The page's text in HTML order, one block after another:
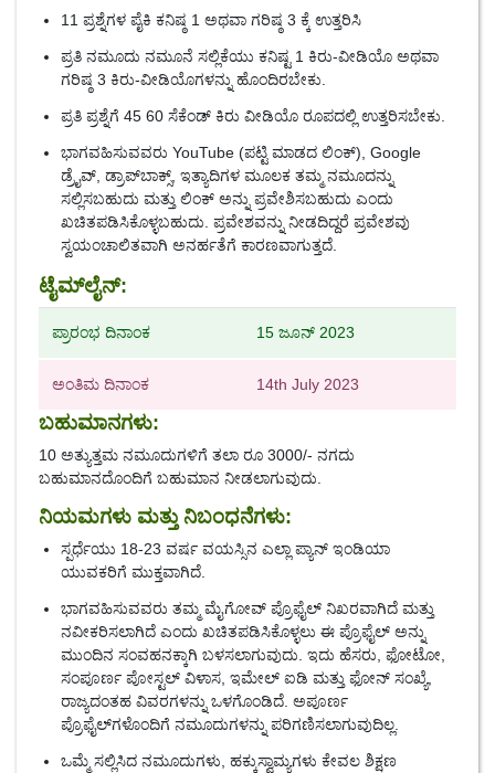
11 ಪ್ರಶ್ನೆಗಳ ಪೈಕಿ ಕನಿಷ್ಠ 1 ಅಥವಾ ಗರಿಷ್ಠ 3 ಕ್ಕೆ ಉತ್ತರಿಸಿ
ಪ್ರತಿ ನಮೂದು ನಮೂನೆ ಸಲ್ಲಿಕೆಯು ಕನಿಷ್ಟ 1 ಕಿರು-ವೀಡಿಯೊ ಅಥವಾ
ಗರಿಷ್ಠ 3 ಕಿರು-ವೀಡಿಯೊಗಳನ್ನು ಹೊಂದಿರಬೇಕು.
ಪ್ರತಿ ಪ್ರಶ್ನೆಗೆ 45 60 ಸೆಕೆಂಡ್ ಕಿರು ವೀಡಿಯೊ ರೂಪದಲ್ಲಿ ಉತ್ತರಿಸಬೇಕು.
ಭಾಗವಹಿಸುವವರು YouTube (ಪಟ್ಟಿ ಮಾಡದ ಲಿಂಕ್), Google
ಡ್ರೈವ್, ಡ್ರಾಪ್‌ಬಾಕ್ಸ್, ಇತ್ಯಾದಿಗಳ ಮೂಲಕ ತಮ್ಮ ನಮೂದನ್ನು
ಸಲ್ಲಿಸಬಹುದು ಮತ್ತು ಲಿಂಕ್ ಅನ್ನು ಪ್ರವೇಶಿಸಬಹುದು ಎಂದು
ಖಚಿತಪಡಿಸಿಕೊಳ್ಳಬಹುದು. ಪ್ರವೇಶವನ್ನು ನೀಡದಿದ್ದರೆ ಪ್ರವೇಶವು
ಸ್ವಯಂಚಾಲಿತವಾಗಿ ಅನರ್ಹತೆಗೆ ಕಾರಣವಾಗುತ್ತದೆ.
ಟೈಮ್‌ಲೈನ್:
ಪ್ರಾರಂಭ ದಿನಾಂಕ 15 ಜೂನ್ 2023
ಅಂತಿಮ ದಿನಾಂಕ 14th July 2023
ಬಹುಮಾನಗಳು:
10 ಅತ್ಯುತ್ತಮ ನಮೂದುಗಳಿಗೆ ತಲಾ ರೂ 3000/- ನಗದು
ಬಹುಮಾನದೊಂದಿಗೆ ಬಹುಮಾನ ನೀಡಲಾಗುವುದು.
ನಿಯಮಗಳು ಮತ್ತು ನಿಬಂಧನೆಗಳು:
ಸ್ಪರ್ಧೆಯು 18-23 ವರ್ಷ ವಯಸ್ಸಿನ ಎಲ್ಲಾ ಪ್ಯಾನ್ ಇಂಡಿಯಾ
ಯುವಕರಿಗೆ ಮುಕ್ತವಾಗಿದೆ.
ಭಾಗವಹಿಸುವವರು ತಮ್ಮ ಮೈಗೋವ್ ಪ್ರೊಫೈಲ್ ನಿಖರವಾಗಿದೆ ಮತ್ತು
ನವೀಕರಿಸಲಾಗಿದೆ ಎಂದು ಖಚಿತಪಡಿಸಿಕೊಳ್ಳಲು ಈ ಪ್ರೊಫೈಲ್ ಅನ್ನು
ಮುಂದಿನ ಸಂವಹನಕ್ಕಾಗಿ ಬಳಸಲಾಗುವುದು. ಇದು ಹೆಸರು, ಫೋಟೋ,
ಸಂಪೂರ್ಣ ಪೋಸ್ಟಲ್ ವಿಳಾಸ, ಇಮೇಲ್ ಐಡಿ ಮತ್ತು ಫೋನ್ ಸಂಖ್ಯೆ,
ರಾಜ್ಯದಂತಹ ವಿವರಗಳನ್ನು ಒಳಗೊಂಡಿದೆ. ಅಪೂರ್ಣ
ಪ್ರೊಫೈಲ್‌ಗಳೊಂದಿಗೆ ನಮೂದುಗಳನ್ನು ಪರಿಗಣಿಸಲಾಗುವುದಿಲ್ಲ.
ಒಮ್ಮೆ ಸಲ್ಲಿಸಿದ ನಮೂದುಗಳು, ಹಕ್ಕುಸ್ವಾಮ್ಯಗಳು ಕೇವಲ ಶಿಕ್ಷಣ